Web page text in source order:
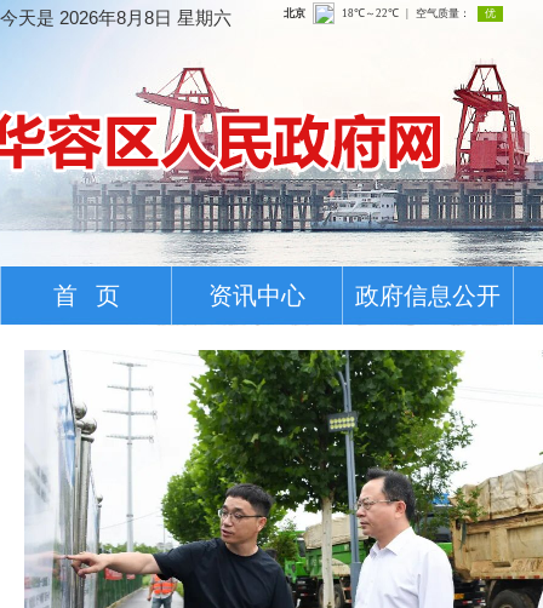
今天是 2026年8月8日 星期六
首 页 资讯中心 政府信息公开